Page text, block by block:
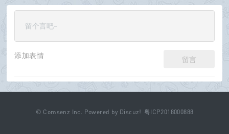
资料
添加表情 留言
© Comsenz Inc. Powered by Discuz! 粤ICP2018000888